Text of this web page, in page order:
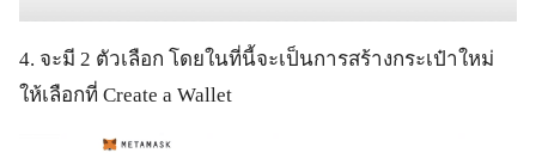
4. จะมี 2 ตัวเลือก โดยในที่นี้จะเป็นการสร้างกระเป๋าใหม่
ให้เลือกที่ Create a Wallet